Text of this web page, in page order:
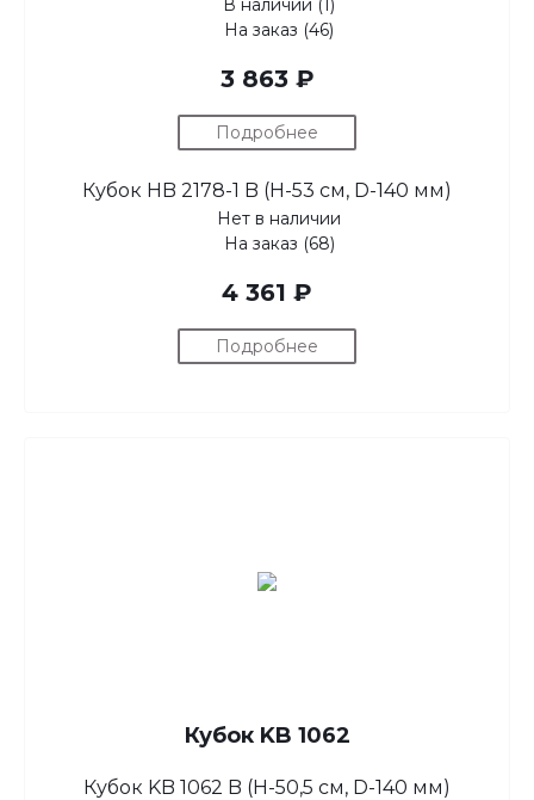
В наличии (1)
На заказ (46)
3 863 ₽
Подробнее
Кубок HB 2178-1 B (H-53 см, D-140 мм)
Нет в наличии
На заказ (68)
4 361 ₽
Подробнее
Кубок KB 1062
Кубок KB 1062 B (H-50,5 см, D-140 мм)